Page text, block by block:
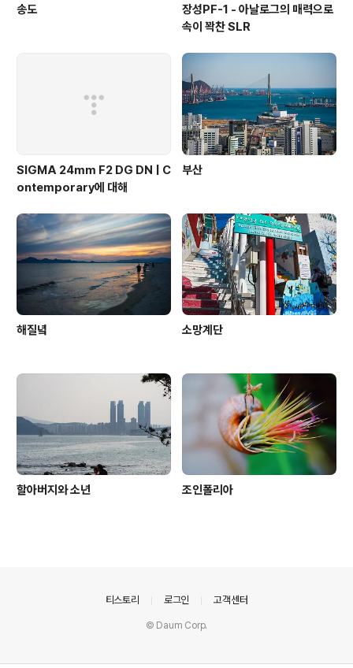
송도
장성PF-1 - 아날로그의 매력으로
속이 꽉찬 SLR
SIGMA 24mm F2 DG DN | C
ontemporary에 대해
부산
해질녘 소망계단
할아버지와 소년 조인폴리아
티스토리 로그인 고객센터
© Daum Corp.